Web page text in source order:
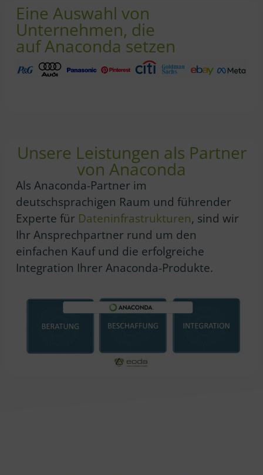
Eine Auswahl von
Unternehmen, die
auf Anaconda setzen
Unsere Leistungen als Partner
von Anaconda
Als Anaconda-Partner im
deutschsprachigen Raum und führender
Experte für Dateninfrastrukturen, sind wir
Ihr Ansprechpartner rund um den
einfachen Kauf und die erfolgreiche
Integration Ihrer Anaconda-Produkte.